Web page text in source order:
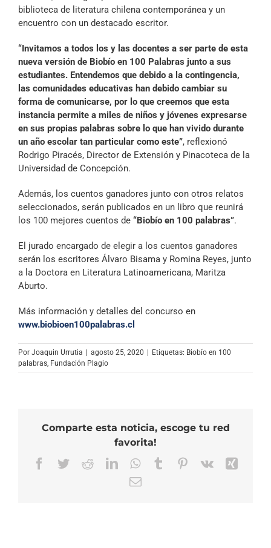
biblioteca de literatura chilena contemporánea y un
encuentro con un destacado escritor.
“Invitamos a todos los y las docentes a ser parte de esta
nueva versión de Biobío en 100 Palabras junto a sus
estudiantes. Entendemos que debido a la contingencia,
las comunidades educativas han debido cambiar su
forma de comunicarse, por lo que creemos que esta
instancia permite a miles de niños y jóvenes expresarse
en sus propias palabras sobre lo que han vivido durante
un año escolar tan particular como este”, reflexionó
Rodrigo Piracés, Director de Extensión y Pinacoteca de la
Universidad de Concepción.
Además, los cuentos ganadores junto con otros relatos
seleccionados, serán publicados en un libro que reunirá
los 100 mejores cuentos de “Biobío en 100 palabras”.
El jurado encargado de elegir a los cuentos ganadores
serán los escritores Álvaro Bisama y Romina Reyes, junto
a la Doctora en Literatura Latinoamericana, Maritza
Aburto.
Más información y detalles del concurso en
www.biobioen100palabras.cl
Por Joaquin Urrutia agosto 25, 2020 Etiquetas: Biobío en 100
palabras, Fundación Plagio
Comparte esta noticia, escoge tu red
favorita!
Facebook
TwitterRedditLinkedInWhatsApp
TumblrPinterest
Vk
Correo